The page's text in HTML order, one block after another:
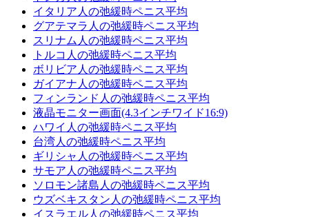
イタリア人の弛緩時ペニス平均
グアテマラ人の弛緩時ペニス平均
スリナム人の弛緩時ペニス平均
トルコ人の弛緩時ペニス平均
ボリビア人の弛緩時ペニス平均
ガイアナ人の弛緩時ペニス平均
フィンランド人の弛緩時ペニス平均
液晶モニター画面(4.3インチワイド16:9)
ハワイ人の弛緩時ペニス平均
台湾人の弛緩時ペニス平均
ギリシャ人の弛緩時ペニス平均
サモア人の弛緩時ペニス平均
ソロモン諸島人の弛緩時ペニス平均
ウズベキスタン人の弛緩時ペニス平均
イスラエル人の弛緩時ペニス平均